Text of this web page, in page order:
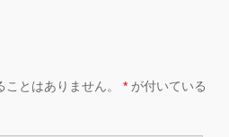
とはありません。 * が付いている